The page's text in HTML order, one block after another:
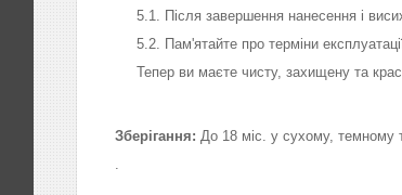
5.1. Після завершення нанесення і
5.2. Пам'ятайте про терміни
Тепер ви маєте чисту, захищену та
Зберігання: До 18 міс. у сухому, темному